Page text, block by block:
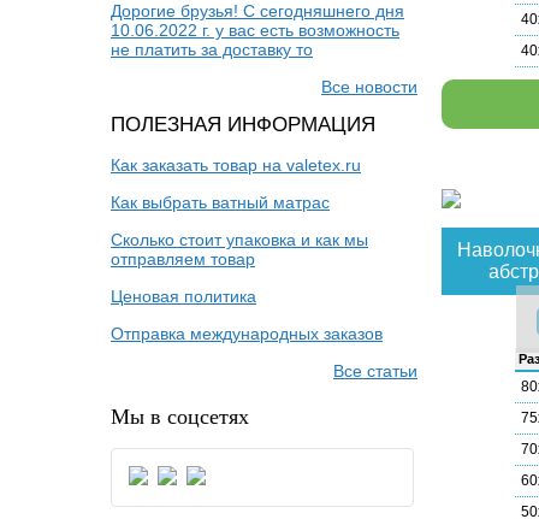
Дорогие брузья! С сегодняшнего дня
10.06.2022 г. у вас есть возможность
не платить за доставку то
Все новости
ПОЛЕЗНАЯ ИНФОРМАЦИЯ
Как заказать товар на valetex.ru
Как выбрать ватный матрас
Сколько стоит упаковка и как мы
отправляем товар
Ценовая политика
Отправка международных заказов
Все статьи
Мы в соцсетях